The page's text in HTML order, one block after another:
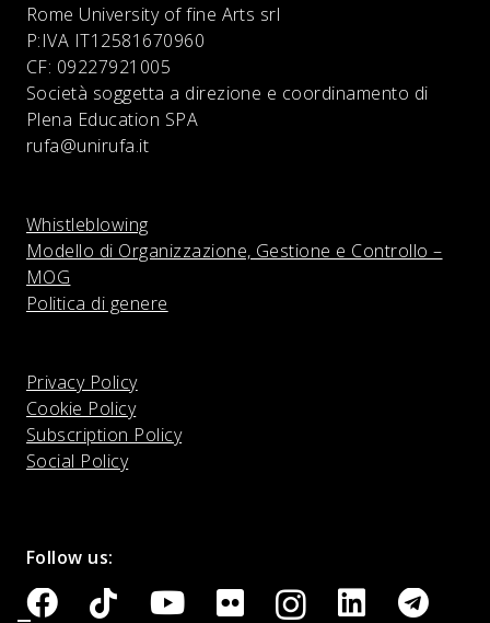
Rome University of fine Arts srl
P:IVA IT12581670960
CF: 09227921005
Società soggetta a direzione e coordinamento di
Plena Education SPA
rufa@unirufa.it
Whistleblowing
Modello di Organizzazione, Gestione e Controllo –
MOG
Politica di genere
Privacy Policy
Cookie Policy
Subscription Policy
Social Policy
Follow us: